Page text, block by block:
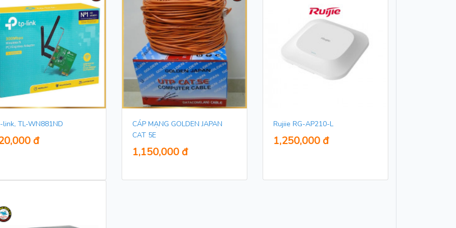
link, TL-WN881ND
đ
CÁP MẠNG GOLDEN JAPAN
CAT 5E
1,150,000 đ
Rujiie RG-AP210-L
1,250,000 đ